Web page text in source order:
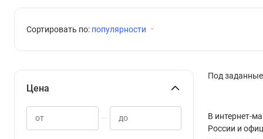
Сортировать по: популярности
Цена
–
Под
В интернет-
России и